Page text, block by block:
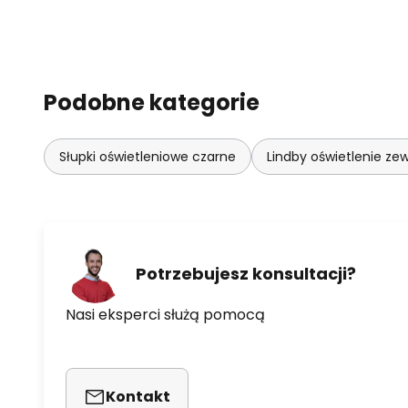
Podobne kategorie
Słupki oświetleniowe czarne Lindby oświetlenie
Potrzebujesz konsultacji?
Nasi eksperci służą pomocą
Kontakt